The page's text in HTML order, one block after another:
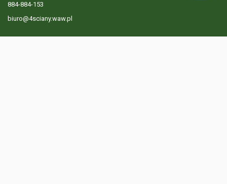
884-884-153
biuro@4sciany.waw.pl